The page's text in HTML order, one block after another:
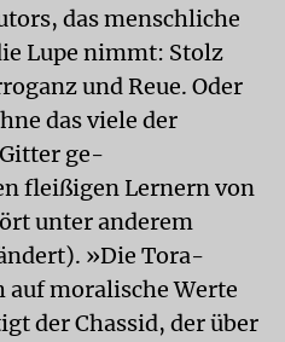
das menschliche
Lupe nimmt: Stolz
und Reue. Oder
das viele der
ge-
fleißigen Lernern von
unter anderem
»Die Tora-
moralische Werte
der Chassid, der über